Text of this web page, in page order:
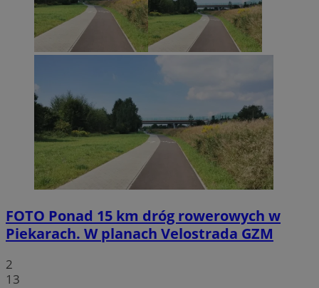
FOTO Ponad 15 km dróg rowerowych w
Piekarach. W planach Velostrada GZM
2
13